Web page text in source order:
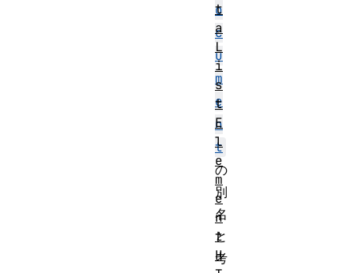
o
c
u
m
e
n
t
の
別
名
と
考
t
a
L
i
s
t
E
l
e
m
e
n
t
H